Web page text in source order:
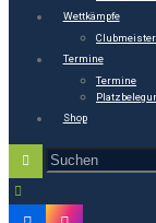
Wettkämpfe
Termine
Termine
Shop